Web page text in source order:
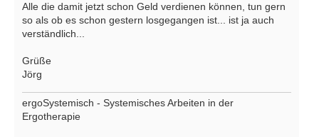
Alle die damit jetzt schon Geld verdienen können, tun gern
so als ob es schon gestern losgegangen ist... ist ja auch
verständlich...
Grüße
Jörg
ergoSystemisch - Systemisches Arbeiten in der
Ergotherapie